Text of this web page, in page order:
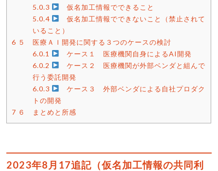
5.0.3
仮名加工情報でできること
5.0.4
仮名加工情報でできないこと（禁止されて
いること）
6 ５ 医療ＡＩ開発に関する３つのケースの検討
6.0.1
ケース１ 医療機関自身によるAI開発
6.0.2
ケース２ 医療機関が外部ベンダと組んで
行う委託開発
6.0.3
ケース３ 外部ベンダによる自社プロダク
トの開発
7 ６ まとめと所感
2023年8月17追記（仮名加工情報の共同利